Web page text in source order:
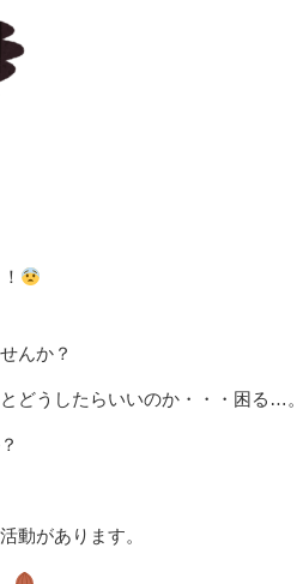
んか？
どうしたらいいのか・・・困る…。
動があります。